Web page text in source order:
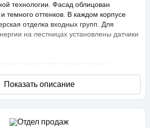
технологии. Фасад облицован
темного оттенков. В каждом корпусе
отделка входных групп. Для
на лестницах установлены датчики
множество планировочных
как классического типа, так и
сдаются с подчистовой отделкой,
2,75 метра. В квартирах